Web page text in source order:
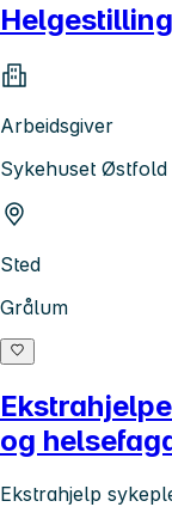
Arbeidsgiver
Sykehuset Østfold
Sted
Grålum
og
Ekstrahjelp